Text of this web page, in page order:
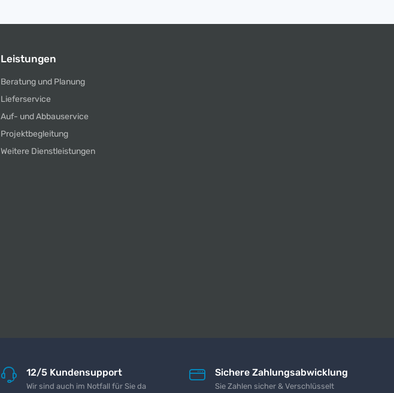
Leistungen
Beratung und Planung
Lieferservice
Auf- und Abbauservice
Projektbegleitung
Weitere Dienstleistungen
12/5 Kundensupport
Wir sind auch im Notfall für Sie da
Sichere Zahlungsabwicklung
Sie Zahlen sicher & Verschlüsselt